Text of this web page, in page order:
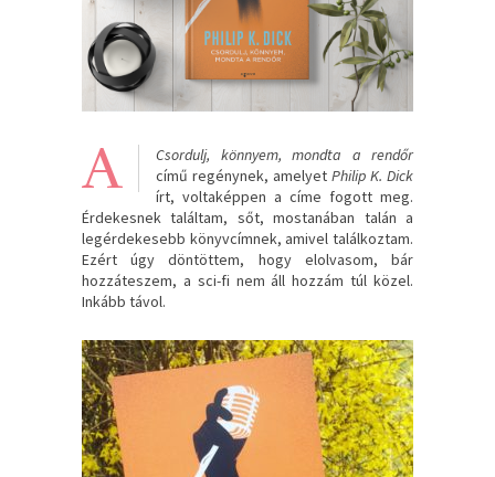
A
Csordulj, könnyem, mondta a rendőr
című regénynek, amelyet Philip K. Dick
írt, voltaképpen a címe fogott meg.
Érdekesnek találtam, sőt, mostanában talán a
legérdekesebb könyvcímnek, amivel találkoztam.
Ezért úgy döntöttem, hogy elolvasom, bár
hozzáteszem, a sci-fi nem áll hozzám túl közel.
Inkább távol.